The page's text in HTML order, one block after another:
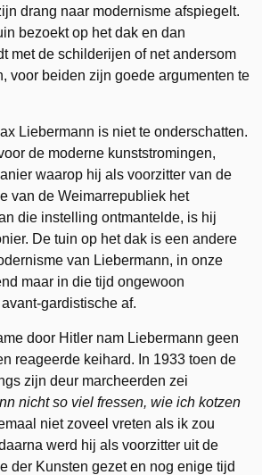
drang naar modernisme afspiegelt.
bezoekt op het dak en dan
met de schilderijen of net andersom
voor beiden zijn goede argumenten te
Liebermann is niet te onderschatten.
de moderne kunststromingen,
waarop hij als voorzitter van de
van de Weimarrepubliek het
die instelling ontmantelde, is hij
De tuin op het dak is een andere
van Liebermann, in onze
maar in die tijd ongewoon
gardistische af.
door Hitler nam Liebermann geen
reageerde keihard. In 1933 toen de
zijn deur marcheerden zei
nicht so viel fressen, wie ich kotzen
niet zoveel vreten als ik zou
werd hij als voorzitter uit de
der Kunsten gezet en nog enige tijd